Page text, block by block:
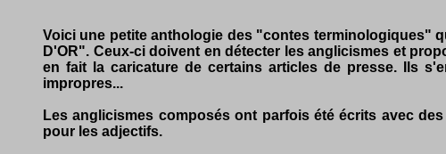
Voici une petite anthologie des "contes terminologiques"
D'OR". Ceux-ci doivent en détecter les anglicismes et
en fait la caricature de certains articles de presse. Ils
impropres...
Les anglicismes composés ont parfois été écrits avec
pour les adjectifs.